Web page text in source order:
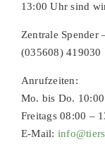
13:00 Uhr sind
Zentrale Spender
(035608) 419030
Anrufzeiten:
Mo. bis Do.
Freitags 08:00 –
E-Mail: